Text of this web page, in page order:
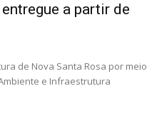
a partir de
de Nova Santa Rosa por meio
e Infraestrutura